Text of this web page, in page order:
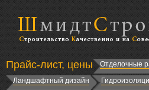
Прайс-лист, цены Отделочные
Ландшафтный дизайн